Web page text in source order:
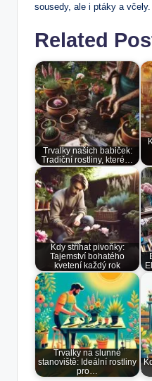
sousedy, ale i ptáky a
Related
Trvalky našich babiček:
Tradiční rostliny, které…
Kdy stříhat pivoňky:
Tajemství bohatého
kvetení každý rok
Trvalky na slunné
stanoviště: Ideální rostliny
pro…